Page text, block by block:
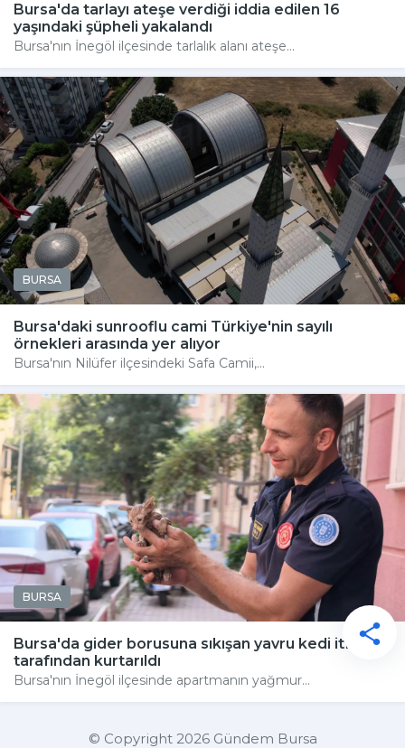
Bursa'da tarlayı ateşe verdiği iddia edilen 16
yaşındaki şüpheli yakalandı
Bursa'nın İnegöl ilçesinde tarlalık alanı ateşe...
BURSA
Bursa'daki sunrooflu cami Türkiye'nin sayılı
örnekleri arasında yer alıyor
Bursa'nın Nilüfer ilçesindeki Safa Camii,...
BURSA
Bursa'da gider borusuna sıkışan yavru kedi itfaiye
tarafından kurtarıldı
Bursa'nın İnegöl ilçesinde apartmanın yağmur...
© Copyright 2026 Gündem Bursa